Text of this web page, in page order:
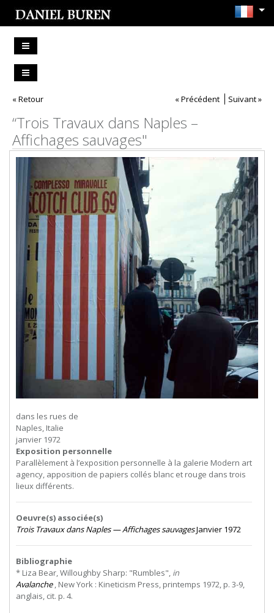
« Retour « Précédent Suivant »
“Trois Travaux dans Naples –
Affichages sauvages"
dans les rues de
Naples, Italie
janvier 1972
Exposition personnelle
Parallèlement à l’exposition personnelle à la galerie Modern art
agency, apposition de papiers collés blanc et rouge dans trois
lieux différents.
Oeuvre(s) associée(s)
Trois Travaux dans Naples — Affichages sauvagesJanvier 1972
Bibliographie
* Liza Bear, Willoughby Sharp: "Rumbles", in
Avalanche, New York : Kineticism Press, printemps 1972, p. 3-9,
anglais, cit. p. 4.